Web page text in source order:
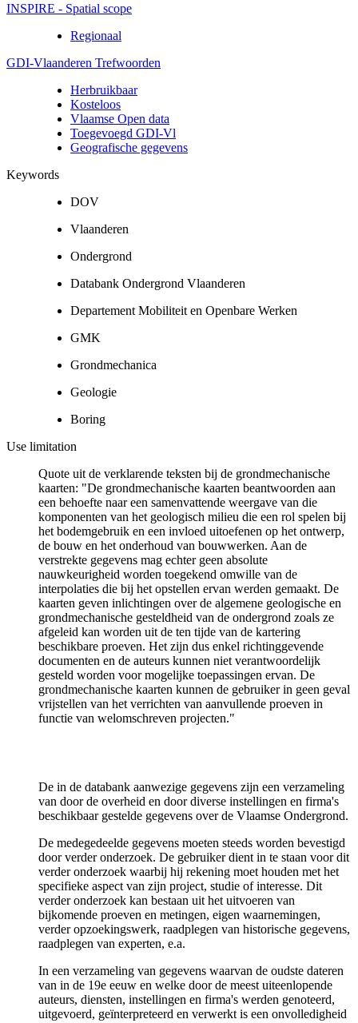
INSPIRE - Spatial scope
Regionaal
GDI-Vlaanderen Trefwoorden
Herbruikbaar
Kosteloos
Vlaamse Open data
Toegevoegd GDI-Vl
Geografische gegevens
Keywords
DOV
Vlaanderen
Ondergrond
Databank Ondergrond Vlaanderen
Departement Mobiliteit en Openbare Werken
GMK
Grondmechanica
Geologie
Boring
Use limitation
Quote uit de verklarende teksten bij de grondmechanische
kaarten: "De grondmechanische kaarten beantwoorden aan
een behoefte naar een samenvattende weergave van die
komponenten van het geologisch milieu die een rol spelen bij
het bodemgebruik en een invloed uitoefenen op het ontwerp,
de bouw en het onderhoud van bouwwerken. Aan de
verstrekte gegevens mag echter geen absolute
nauwkeurigheid worden toegekend omwille van de
interpolaties die bij het opstellen ervan werden gemaakt. De
kaarten geven inlichtingen over de algemene geologische en
grondmechanische gesteldheid van de ondergrond zoals ze
afgeleid kan worden uit de ten tijde van de kartering
beschikbare proeven. Het zijn dus enkel richtinggevende
documenten en de auteurs kunnen niet verantwoordelijk
gesteld worden voor mogelijke toepassingen ervan. De
grondmechanische kaarten kunnen de gebruiker in geen geval
vrijstellen van het verrichten van aanvullende proeven in
functie van welomschreven projecten."
De in de databank aanwezige gegevens zijn een verzameling
van door de overheid en door diverse instellingen en firma's
beschikbaar gestelde gegevens over de Vlaamse Ondergrond.
De medegedeelde gegevens moeten steeds worden bevestigd
door verder onderzoek. De gebruiker dient in te staan voor dit
verder onderzoek waarbij hij rekening moet houden met het
specifieke aspect van zijn project, studie of interesse. Dit
verder onderzoek kan bestaan uit het uitvoeren van
bijkomende proeven en metingen, eigen waarnemingen,
verder opzoekingswerk, raadplegen van historische gegevens,
raadplegen van experten, e.a.
In een verzameling van gegevens waarvan de oudste dateren
van in de 19e eeuw en welke door de meest uiteenlopende
auteurs, diensten, instellingen en firma's werden genoteerd,
uitgevoerd, geïnterpreteerd en verwerkt is een onvolledigheid